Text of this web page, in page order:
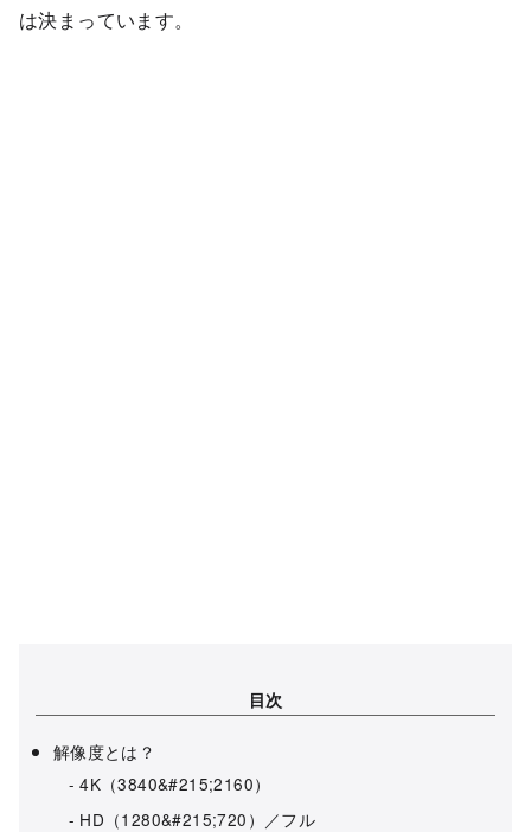
は決まっています。
目次
解像度とは？
4K（3840&#215;2160）
HD（1280&#215;720）／フル